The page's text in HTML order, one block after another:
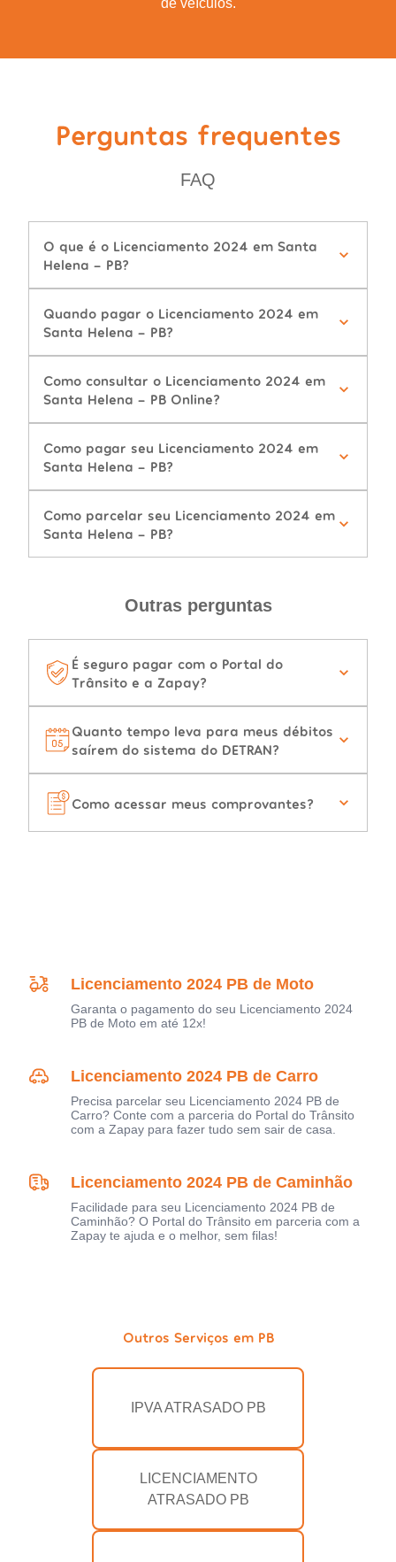
de veículos.
Perguntas frequentes
FAQ
O que é o Licenciamento 2024 em Santa
Helena - PB?
Quando pagar o Licenciamento 2024 em
Santa Helena - PB?
Como consultar o Licenciamento 2024 em
Santa Helena - PB Online?
Como pagar seu Licenciamento 2024 em
Santa Helena - PB?
Como parcelar seu Licenciamento 2024 em
Santa Helena - PB?
Outras perguntas
É seguro pagar com o Portal do
Trânsito e a Zapay?
Quanto tempo leva para meus débitos
saírem do sistema do DETRAN?
Como acessar meus comprovantes?
Licenciamento 2024 PB de Moto
Garanta o pagamento do seu Licenciamento 2024
PB de Moto em até 12x!
Licenciamento 2024 PB de Carro
Precisa parcelar seu Licenciamento 2024 PB de
Carro? Conte com a parceria do Portal do Trânsito
com a Zapay para fazer tudo sem sair de casa.
Licenciamento 2024 PB de Caminhão
Facilidade para seu Licenciamento 2024 PB de
Caminhão? O Portal do Trânsito em parceria com a
Zapay te ajuda e o melhor, sem filas!
Outros Serviços em PB
IPVA ATRASADO PB
LICENCIAMENTO
ATRASADO PB